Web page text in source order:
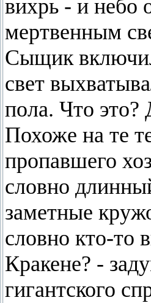
вихрь - и небо
мертвенным
Сыщик
свет
пола. Что это?
Похоже на те
пропавшего
словно
заметные
словно кто-то
Кракене? -
гигантского